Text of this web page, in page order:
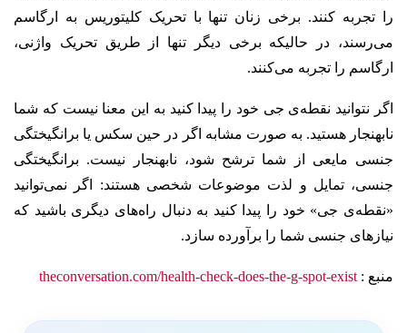
را تجربه کنند. برخی زنان تنها با تحریک کلیتوریس به ارگاسم
می‌رسند، در حالیکه برخی دیگر تنها از طریق تحریک واژنی،
ارگاسم را تجربه می‌کنند.
اگر نتوانید نقطه‌ی جی خود را پیدا کنید به این معنا نیست که شما
نابهنجار هستید. به صورت مشابه اگر در حین سکس یا برانگیختگی
جنسی مایعی از شما ترشح شود، نابهنجار نیست. برانگیختگی
جنسی، تمایل و لذت موضوعات شخصی هستند: اگر نمی‌توانید
«نقطه‌ی جی» خود را پیدا کنید به دنبال راه‌های دیگری باشید که
نیازهای جنسی شما را برآورده ‌سازد.
منبع : theconversation.com/health-check-does-the-g-spot-exist